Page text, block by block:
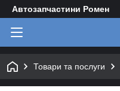
Автозапчастини Ромен
Товари та послуги